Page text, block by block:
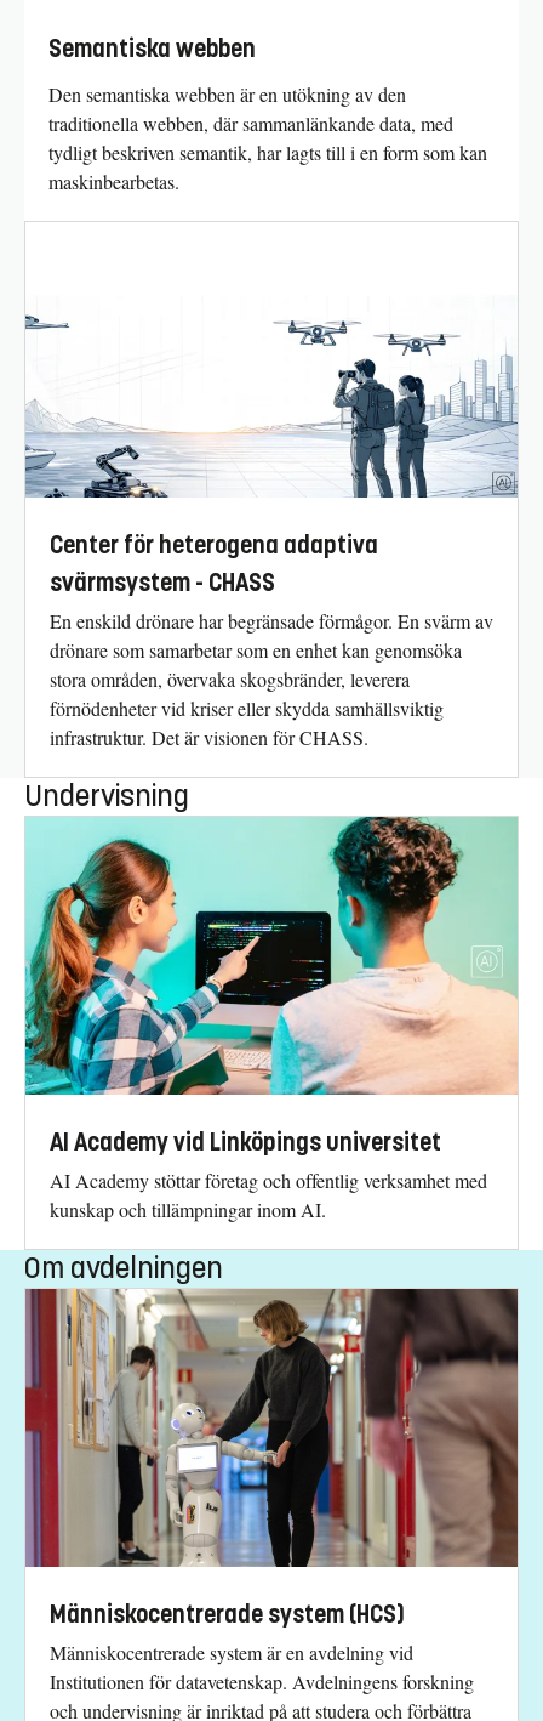
Semantiska webben
Den semantiska webben är en utökning av den
traditionella webben, där sammanlänkande data, med
tydligt beskriven semantik, har lagts till i en form som kan
maskinbearbetas.
Center för heterogena adaptiva
svärmsystem - CHASS
En enskild drönare har begränsade förmågor. En svärm av
drönare som samarbetar som en enhet kan genomsöka
stora områden, övervaka skogsbränder, leverera
förnödenheter vid kriser eller skydda samhällsviktig
infrastruktur. Det är visionen för CHASS.
Undervisning
AI Academy vid Linköpings universitet
AI Academy stöttar företag och offentlig verksamhet med
kunskap och tillämpningar inom AI.
Om avdelningen
Människocentrerade system (HCS)
Människocentrerade system är en avdelning vid
Institutionen för datavetenskap. Avdelningens forskning
och undervisning är inriktad på att studera och förbättra